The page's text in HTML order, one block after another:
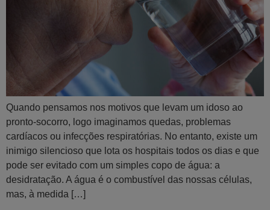
Quando pensamos nos motivos que levam um idoso ao
pronto-socorro, logo imaginamos quedas, problemas
cardíacos ou infecções respiratórias. No entanto, existe um
inimigo silencioso que lota os hospitais todos os dias e que
pode ser evitado com um simples copo de água: a
desidratação. A água é o combustível das nossas células,
mas, à medida […]